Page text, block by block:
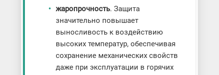
жаропрочность. Защита
значительно повышает
выносливость к воздействию
высоких температур, обеспечивая
сохранение механических свойств
даже при эксплуатации в горячих